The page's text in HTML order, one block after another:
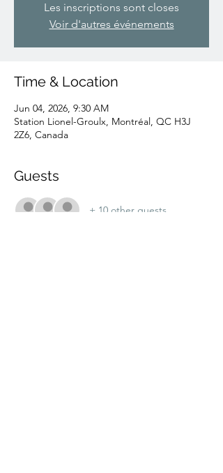
Les inscriptions sont closes
Voir d'autres événements
Time & Location
Jun 04, 2026, 9:30 AM
Station Lionel-Groulx, Montréal, QC H3J
2Z6, Canada
Guests
+ 10 other guests